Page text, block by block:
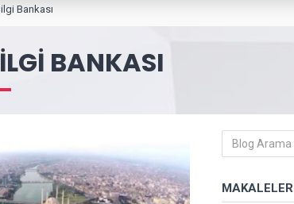
Bankası
BANKASI
MAKALELER